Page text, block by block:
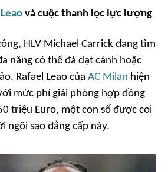
và cuộc thanh lọc lực lượng
HLV Michael Carrick đang tìm
năng có thể đá dạt cánh hoặc
Rafael Leao của AC Milan hiện
mức phí giải phóng hợp đồng
triệu Euro, một con số được coi
ngôi sao đẳng cấp này.